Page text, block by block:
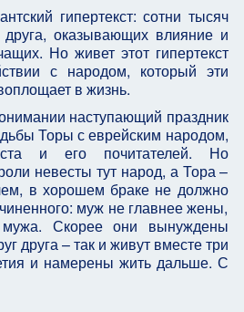
гипертекст: сотни тысяч
друга, оказывающих влияние и
Но живет этот гипертекст
с народом, который эти
в жизнь.
наступающий праздник
Торы с еврейским народом,
и его почитателей. Но
невесты тут народ, а Тора –
в хорошем браке не должно
муж не главнее жены,
Скорее они вынуждены
друга – так и живут вместе три
и намерены жить дальше. С